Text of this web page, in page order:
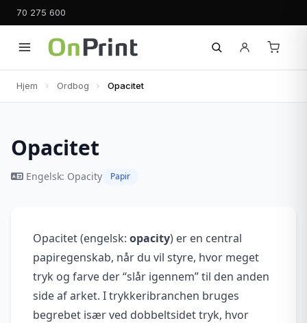
70 275 600
Hjem Ordbog Opacitet
Opacitet
Engelsk: Opacity Papir
Opacitet (engelsk: opacity) er en central
papiregenskab, når du vil styre, hvor meget
tryk og farve der “slår igennem” til den anden
side af arket. I trykkeribranchen bruges
begrebet især ved dobbeltsidet tryk, hvor